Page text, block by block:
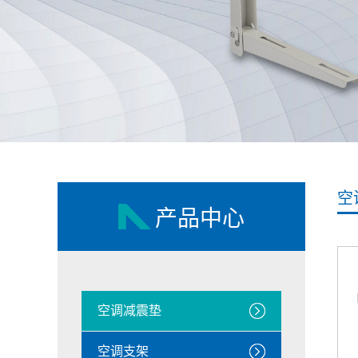
产品中心
空调减震垫
空调支架
空